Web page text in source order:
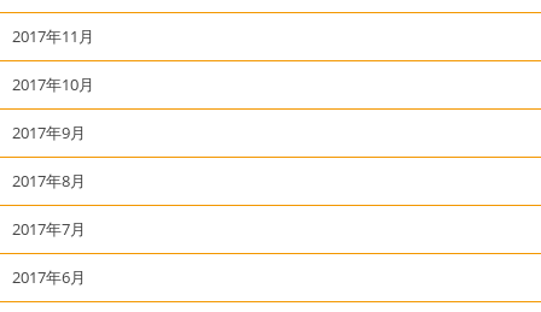
2017年11月
2017年10月
2017年9月
2017年8月
2017年7月
2017年6月